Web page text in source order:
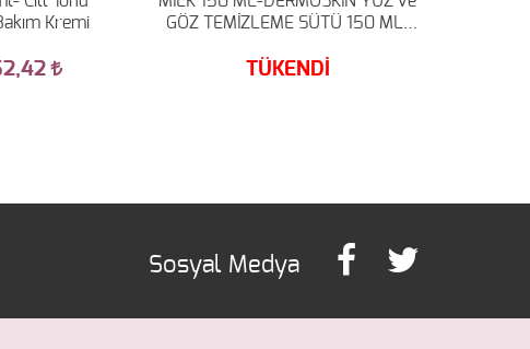
Kremi
GÖZ TEMİZLEME SÜTÜ 150 ML-
TÜKENDİ